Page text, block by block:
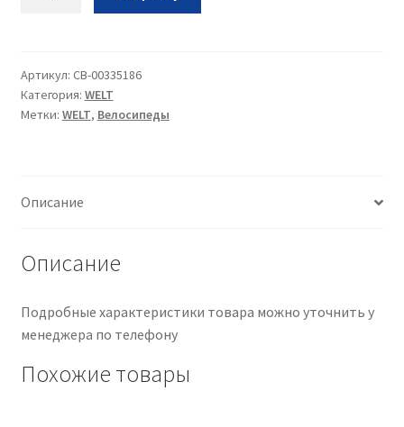
HD
1.0
27•2026•Damask
Артикул: CB-00335186
Категория: WELT
Метки: WELT, Велосипеды
Описание
Описание
Подробные характеристики товара можно уточнить у
менеджера по телефону
Похожие товары